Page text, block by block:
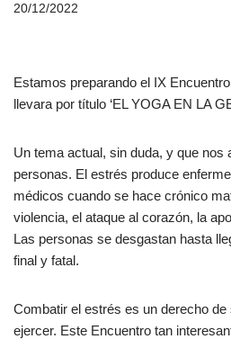
20/12/2022
Estamos preparando el IX
llevara por título ‘EL YOGA EN LA
Un tema actual, sin duda, y que nos
personas. El estrés produce
médicos cuando se hace crónico
violencia, el ataque al corazón, la
Las personas se desgastan hasta
final y fatal.
Combatir el estrés es un derecho de
ejercer. Este Encuentro tan